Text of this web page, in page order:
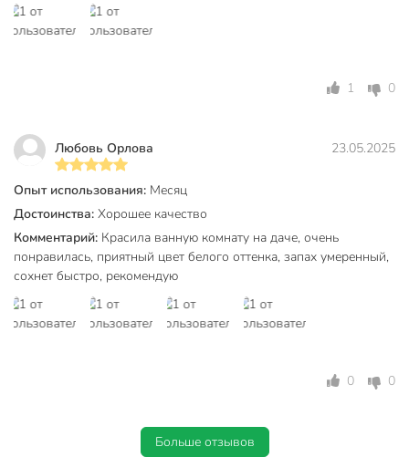
Концентрат
Назначение
насекомых
Тип поверхности
для внутренних
работ
краскопульт
Степень скрытия фактуры
1 0
Любовь Орлова 23.05.2025
Опыт использования: Месяц
Достоинства: Хорошее качество
Комментарий: Красила ванную комнату на даче, очень
понравилась, приятный цвет белого оттенка, запах умеренный,
сохнет быстро, рекомендую
0 0
Больше отзывов